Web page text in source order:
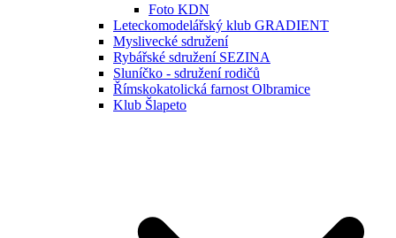
Foto KDN
Leteckomodelářský klub GRADIENT
Myslivecké sdružení
Rybářské sdružení SEZINA
Sluníčko - sdružení rodičů
Římskokatolická farnost Olbramice
Klub Šlapeto